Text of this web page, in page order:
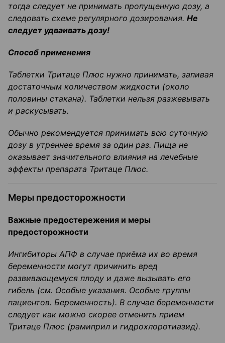
тогда следует не принимать пропущенную дозу, а
следовать схеме регулярного дозирования. Не
следует удваивать дозу!
Способ применения
Таблетки Тритаце Плюс нужно принимать, запивая
достаточным количеством жидкости (около
половины стакана). Таблетки нельзя разжевывать
и раскусывать.
Обычно рекомендуется принимать всю суточную
дозу в утреннее время за один раз. Пища не
оказывает значительного влияния на лечебные
эффекты препарата Тритаце Плюс.
Меры предосторожности
Важные предостережения и меры
предосторожности
Ингибиторы АПФ в случае приёма их во время
беременности могут причинить вред
развивающемуся плоду и даже вызывать его
гибель (см. Особые указания. Особые группы
пациентов. Беременность). В случае беременности
следует как можно скорее отменить прием
Тритаце Плюс (рамиприл и гидрохлоротиазид).